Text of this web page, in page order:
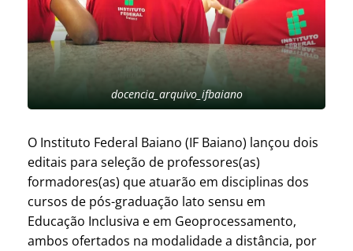
docencia_arquivo_ifbaiano
O Instituto Federal Baiano (IF Baiano) lançou dois
editais para seleção de professores(as)
formadores(as) que atuarão em disciplinas dos
cursos de pós-graduação lato sensu em
Educação Inclusiva e em Geoprocessamento,
ambos ofertados na modalidade a distância, por